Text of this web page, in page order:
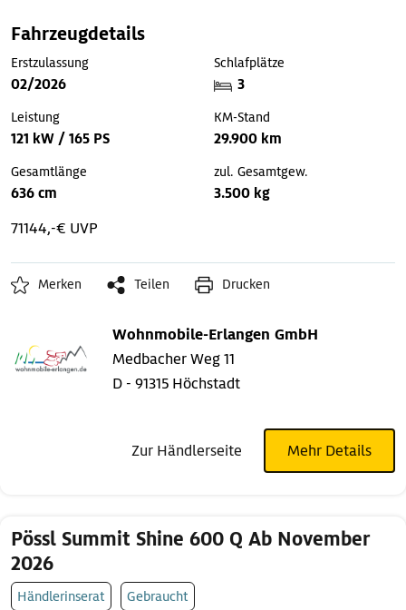
Fahrzeugdetails
Erstzulassung
02/2026
Schlafplätze
3
Leistung
121 kW / 165 PS
KM-Stand
29.900 km
Gesamtlänge
636 cm
zul. Gesamtgew.
3.500 kg
71144,-€ UVP
Merken Teilen Drucken
Wohnmobile-Erlangen GmbH
Medbacher Weg 11
D - 91315 Höchstadt
Zur Händlerseite Mehr Details
Pössl Summit Shine 600 Q Ab November
2026
Händlerinserat Gebraucht